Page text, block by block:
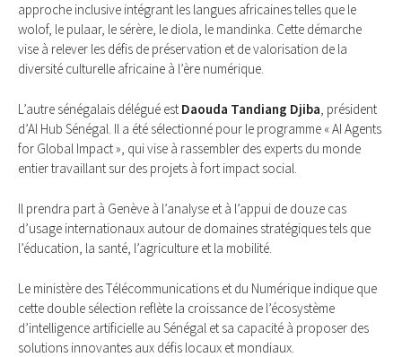
approche inclusive intégrant les langues africaines telles que le
wolof, le pulaar, le sérère, le diola, le mandinka. Cette démarche
vise à relever les défis de préservation et de valorisation de la
diversité culturelle africaine à l’ère numérique.
L’autre sénégalais délégué est Daouda Tandiang Djiba, président
d’AI Hub Sénégal. Il a été sélectionné pour le programme « AI Agents
for Global Impact », qui vise à rassembler des experts du monde
entier travaillant sur des projets à fort impact social.
Il prendra part à Genève à l’analyse et à l’appui de douze cas
d’usage internationaux autour de domaines stratégiques tels que
l’éducation, la santé, l’agriculture et la mobilité.
Le ministère des Télécommunications et du Numérique indique que
cette double sélection reflète la croissance de l’écosystème
d’intelligence artificielle au Sénégal et sa capacité à proposer des
solutions innovantes aux défis locaux et mondiaux.